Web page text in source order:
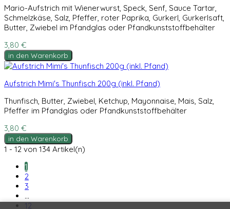
Mario-Aufstrich mit Wienerwurst, Speck, Senf, Sauce Tartar,
Schmelzkäse, Salz, Pfeffer, roter Paprika, Gurkerl, Gurkerlsaft,
Butter, Zwiebel im Pfandglas oder Pfandkunststoffbehälter
3,80 €
in den Warenkorb
Aufstrich Mimi's Thunfisch 200g (inkl. Pfand)
Thunfisch, Butter, Zwiebel, Ketchup, Mayonnaise, Mais, Salz,
Pfeffer im Pfandglas oder Pfandkunststoffbehälter
3,80 €
in den Warenkorb
1 - 12 von 134 Artikel(n)
1
2
3
…
12